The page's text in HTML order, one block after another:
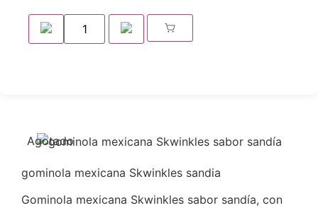
Agotado
gominola mexicana Skwinkles sandia
Gominola mexicana Skwinkles sabor sandía, con